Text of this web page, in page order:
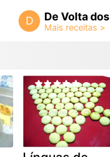
D De Volta